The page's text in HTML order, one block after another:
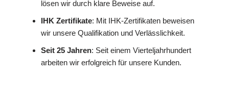
lösen wir durch klare Beweise auf.
IHK Zertifikate: Mit IHK-Zertifikaten beweisen
wir unsere Qualifikation und Verlässlichkeit.
Seit 25 Jahren: Seit einem Vierteljahrhundert
arbeiten wir erfolgreich für unsere Kunden.